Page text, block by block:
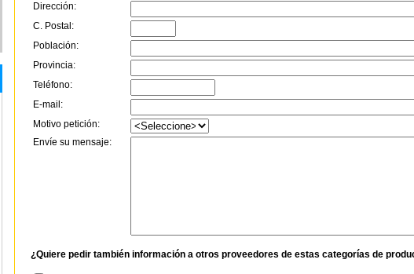
Dirección:
C. Postal:
Población:
Provincia:
Teléfono:
E-mail:
Motivo petición:
Envíe su mensaje:
¿Quiere pedir también información a otros proveedores de estas categorías de